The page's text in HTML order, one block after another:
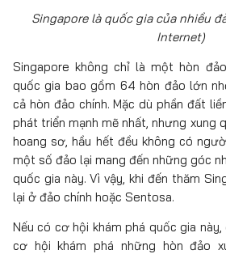
Singapore là quốc gia của nhiều
Internet)
Singapore không chỉ là một hòn
quốc gia bao gồm 64 hòn đảo lớn
cả hòn đảo chính. Mặc dù phần đất
phát triển mạnh mẽ nhất, nhưng xung
hoang sơ, hầu hết đều không có
một số đảo lại mang đến những góc
quốc gia này. Vì vậy, khi đến thăm
lại ở đảo chính hoặc Sentosa.
Nếu có cơ hội khám phá quốc gia
cơ hội khám phá những hòn đảo